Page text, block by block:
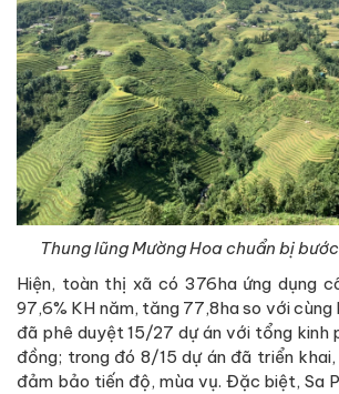
Thung lũng Mường Hoa chuẩn bị
Hiện, toàn thị xã có 376ha ứng dụng
97,6% KH năm, tăng 77,8ha so với cùng
đã phê duyệt 15/27 dự án với tổng kinh
đồng; trong đó 8/15 dự án đã triển
đảm bảo tiến độ, mùa vụ. Đặc biệt, Sa